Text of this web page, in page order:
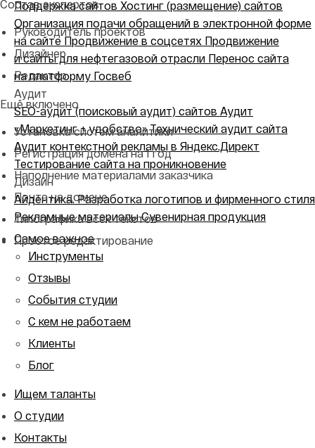
Поддержка сайтов Хостинг (размещение) сайтов
Организация подачи обращений в электронной форме
на сайтеПродвижение в соцсетях Продвижение
и сайты для нефтегазовой отрасли Перенос сайта
на платформу Госвеб
Аудит
SEO-аудит (поисковый аудит) сайтов Аудит
«Маркетинг + удобство»Технический аудит сайта
Аудит контекстной рекламы в Яндекс.Директ
Тестирование сайта на проникновение
Дизайн
Айдентика. Разработка логотипов и фирменного стиля
Рекламные материалыСувенирная продукция
Самое важное
Инструменты
Отзывы
События студии
С кем не работаем
Клиенты
Блог
Ищем таланты
О студии
Контакты
Состав экспертов
Руководитель проектов
Дизайнер
Редактор
Ещё включено
Установка систем аналитики
Регистрация домена на 1 год
Наполнение материалами заказчика
Почта на домене
Типографика всех текстов
Простое редактирование